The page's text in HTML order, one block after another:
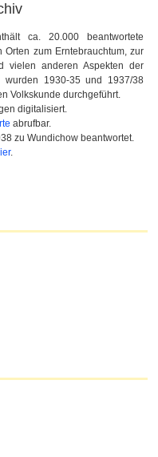
ca. 20.000 beantwortete
zum Erntebrauchtum, zur
vielen anderen Aspekten der
wurden 1930-35 und 1937/38
Volkskunde durchgeführt.
digitalisiert.
abrufbar.
zu Wundichow beantwortet.
.